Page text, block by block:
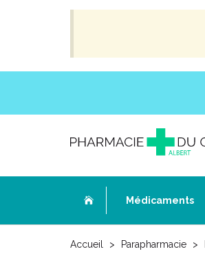
Médicaments
Accueil Parapharmacie